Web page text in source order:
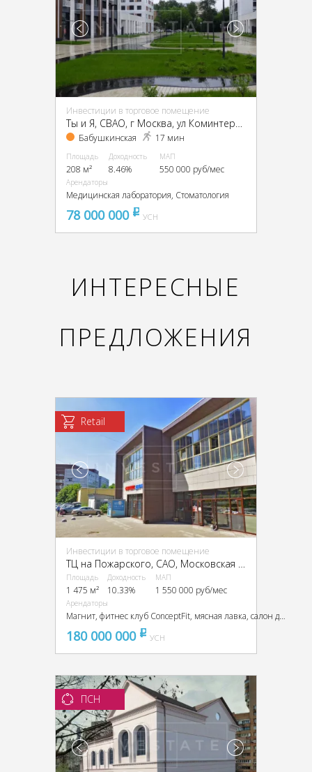
Инвестиции в торговое помещение
Ты и Я, CВАО, г Москва, ул Коминтерна, д 15
Бабушкинская 17 мин
Площадь
208 м²
Доходность
8.46%
МАП
550 000 руб/мес
Арендаторы
Медицинская лаборатория, Стоматология
78 000 000 pуб
УСН
ИНТЕРЕСНЫЕ
ПРЕДЛОЖЕНИЯ
Retail
Инвестиции в торговое помещение
ТЦ на Пожарского, CАО, Московская область, Химки, ул. Пожарского, 22с1
Площадь
1 475 м²
Доходность
10.33%
МАП
1 550 000 руб/мес
Арендаторы
Магнит, фитнес клуб ConceptFit, мясная лавка, салон дверей, пекарня
180 000 000 pуб
УСН
ПСН